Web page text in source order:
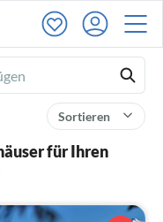
Sortieren
für Ihren